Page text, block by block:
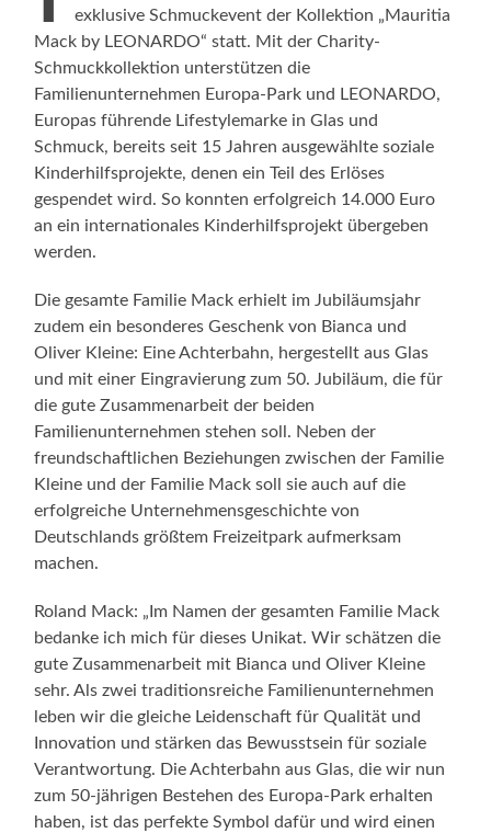
exklusive Schmuckevent der Kollektion „Mauritia
Mack by LEONARDO“ statt. Mit der Charity-
Schmuckkollektion unterstützen die
Familienunternehmen Europa-Park und LEONARDO,
Europas führende Lifestylemarke in Glas und
Schmuck, bereits seit 15 Jahren ausgewählte soziale
Kinderhilfsprojekte, denen ein Teil des Erlöses
gespendet wird. So konnten erfolgreich 14.000 Euro
an ein internationales Kinderhilfsprojekt übergeben
werden.
Die gesamte Familie Mack erhielt im Jubiläumsjahr
zudem ein besonderes Geschenk von Bianca und
Oliver Kleine: Eine Achterbahn, hergestellt aus Glas
und mit einer Eingravierung zum 50. Jubiläum, die für
die gute Zusammenarbeit der beiden
Familienunternehmen stehen soll. Neben der
freundschaftlichen Beziehungen zwischen der Familie
Kleine und der Familie Mack soll sie auch auf die
erfolgreiche Unternehmensgeschichte von
Deutschlands größtem Freizeitpark aufmerksam
machen.
Roland Mack: „Im Namen der gesamten Familie Mack
bedanke ich mich für dieses Unikat. Wir schätzen die
gute Zusammenarbeit mit Bianca und Oliver Kleine
sehr. Als zwei traditionsreiche Familienunternehmen
leben wir die gleiche Leidenschaft für Qualität und
Innovation und stärken das Bewusstsein für soziale
Verantwortung. Die Achterbahn aus Glas, die wir nun
zum 50-jährigen Bestehen des Europa-Park erhalten
haben, ist das perfekte Symbol dafür und wird einen